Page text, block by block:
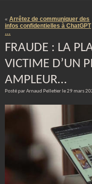
« Arrêtez de communiquer des
infos confidentielles à ChatGPT
…
FRAUDE : LA
VICTIME D’UN
AMPLEUR…
Posté par Arnaud Pelletier le 29 mars